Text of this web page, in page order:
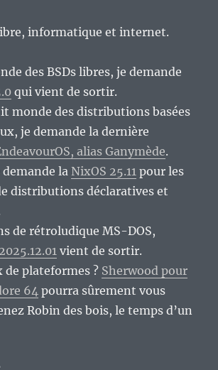
informatique et internet.
des BSDs libres, je demande
qui vient de sortir.
monde des distributions basées
je demande la dernière
alias Ganymède.
la NixOS 25.11 pour les
distributions déclaratives et
de rétroludique MS-DOS,
vient de sortir.
de plateformes ? Sherwood pour
64 pourra sûrement vous
Robin des bois, le temps d’un